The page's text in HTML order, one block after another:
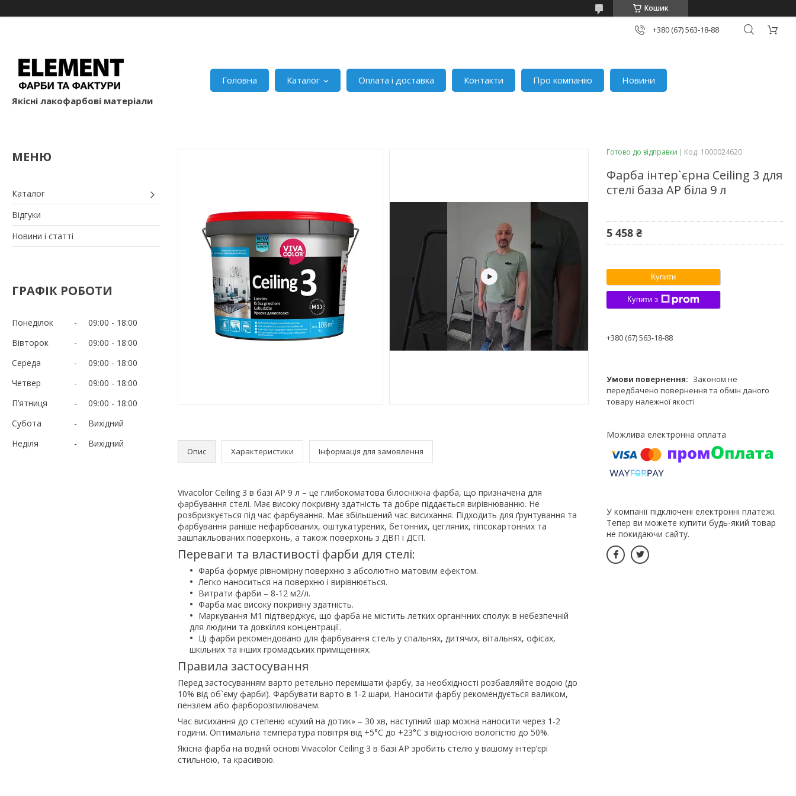
Кошик
+380 (67) 563-18-88
Якісні лакофарбові матеріали
Головна Каталог Оплата і доставка Контакти Про компанію Новини
Каталог
Відгуки
Новини і статті
ГРАФІК РОБОТИ
Понеділок 09:00
18:00
Вівторок
09:00
18:00
Середа
09:00
18:00
Четвер
09:00
18:00
Пʼятниця
09:00
18:00
Субота
Вихідний
Неділя
Вихідний
Опис Характеристики Інформація для замовлення
Vivacolor Ceiling 3 в базі AP 9 л – це глибокоматова білосніжна фарба, що призначена для
фарбування стелі. Має високу покривну здатність та добре піддається вирівнюванню. Не
розбризкується під час фарбування. Має збільшений час висихання. Підходить для ґрунтування та
фарбування раніше нефарбованих, оштукатурених, бетонних, цегляних, гіпсокартонних та
зашпакльованих поверхонь, а також поверхонь з ДВП і ДСП.
Переваги та властивості фарби для стелі:
Фарба формує рівномірну поверхню з абсолютно матовим ефектом.
Легко наноситься на поверхню і вирівнюється.
Витрати фарби – 8-12 м2/л.
Фарба має високу покривну здатність.
Маркування M1 підтверджує, що фарба не містить летких органічних сполук в небезпечній
для людини та довкілля концентрації.
Ці фарби рекомендовано для фарбування стель у спальнях, дитячих, вітальнях, офісах,
шкільних та інших громадських приміщеннях.
Правила застосування
Перед застосуванням варто ретельно перемішати фарбу, за необхідності розбавляйте водою (до
10% від об`єму фарби). Фарбувати варто в 1-2 шари, Наносити фарбу рекомендується валиком,
пензлем або фарборозпилювачем.
Час висихання до степеню «сухий на дотик» – 30 хв, наступний шар можна наносити через 1-2
години. Оптимальна температура повітря від +5°C до +23°C з відносною вологістю до 50%.
Якісна фарба на водній основі Vivacolor Ceiling 3 в базі AP зробить стелю у вашому інтер’єрі
стильною, та красивою.
Готово до відправки Код: 1000024620
Фарба інтер`єрна Ceiling 3 для
стелі база АP біла 9 л
5 458 ₴
Купити
Купити з
+380 (67) 563-18-88
Законом не
передбачено повернення та обмін даного
товару належної якості
У компанії підключені електронні платежі.
Тепер ви можете купити будь-який товар
не покидаючи сайту.